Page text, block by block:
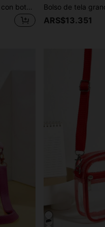
Mini bolso cuadrado transparente con botón de cierre, bolsa transparente aprobada para estadio de 12 X 12 X 6 pulgadas para conciertos, eventos deportivos, festivales, resistente al agua y la arena, bolsa transparente para playa, deportes, picnic y meriendas para mujeres
ARS$13.351